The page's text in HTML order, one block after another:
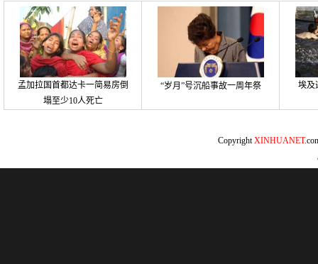
孟加拉国首都达卡一简易房倒
塌至少10人死亡
“岁月”号沉船事故一周年祭 埃及
CopyrightXINHUANET